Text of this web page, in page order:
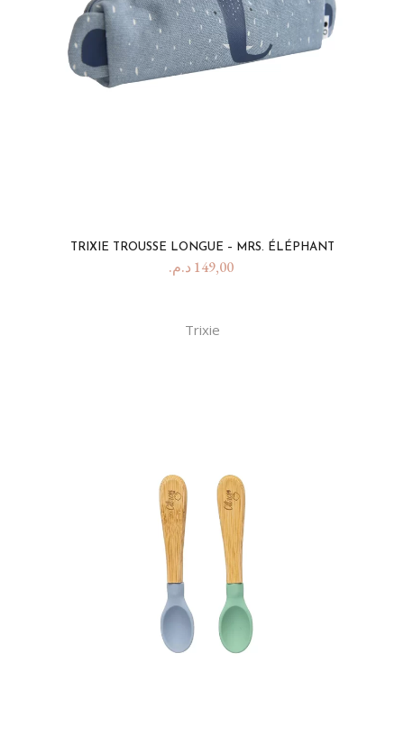
TRIXIE TROUSSE LONGUE – MRS. ÉLÉPHANT
149,00 د.م.
Trixie